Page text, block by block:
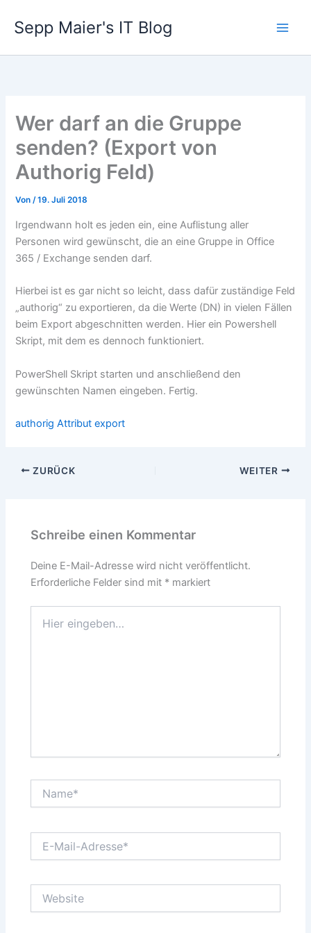
Inhalt
springen
Sepp Maier's IT Blog
Wer darf an die Gruppe
senden? (Export von
Authorig Feld)
Von/19. Juli 2018
Irgendwann holt es jeden ein, eine Auflistung aller
Personen wird gewünscht, die an eine Gruppe in Office
365 / Exchange senden darf.
Hierbei ist es gar nicht so leicht, dass dafür zuständige Feld
„authorig“ zu exportieren, da die Werte (DN) in vielen Fällen
beim Export abgeschnitten werden. Hier ein Powershell
Skript, mit dem es dennoch funktioniert.
PowerShell Skript starten und anschließend den
gewünschten Namen eingeben. Fertig.
authorig Attribut export
ZURÜCK WEITER
Schreibe einen Kommentar
Deine E-Mail-Adresse wird nicht veröffentlicht.
Erforderliche Felder sind mit * markiert
eingeben…
Mail-